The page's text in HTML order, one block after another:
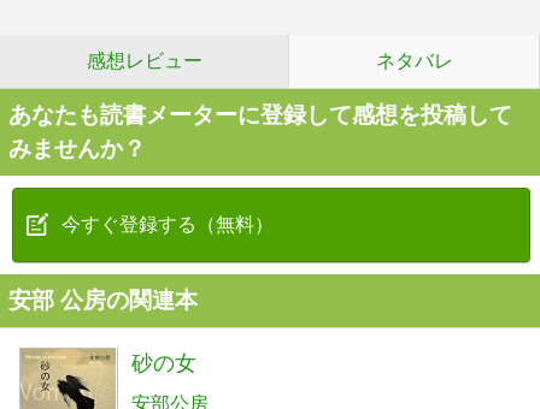
感想レビュー ネタバレ
あなたも読書メーターに登録して感想を投稿して
みませんか？
今すぐ登録する（無料）
安部 公房の関連本
砂の女
安部公房